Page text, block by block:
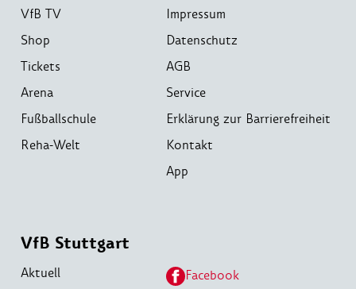
VfB TV
Shop
Tickets
Arena
Fußballschule
Reha-Welt
Impressum
Datenschutz
AGB
Service
Erklärung zur Barrierefreiheit
Kontakt
App
VfB Stuttgart
Aktuell Facebook